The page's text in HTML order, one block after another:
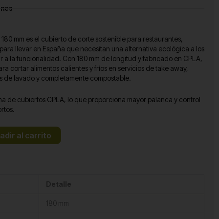
mm es el cubierto de corte sostenible para restaurantes,
llevar en España que necesitan una alternativa ecológica a los
a la funcionalidad. Con 180 mm de longitud y fabricado en CPLA,
cortar alimentos calientes y fríos en servicios de take away,
de lavado y completamente compostable.
de cubiertos CPLA, lo que proporciona mayor palanca y control
al carrito